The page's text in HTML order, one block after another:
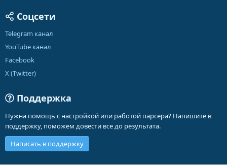
Соцсети
Telegram канал
YouTube канал
Facebook
X (Twitter)
Поддержка
Нужна помощь с настройкой или работой парсера? Напишите в
поддержку, поможем довести все до результата.
Написать в поддержку